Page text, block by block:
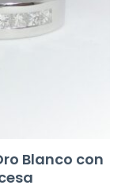
Blanco con